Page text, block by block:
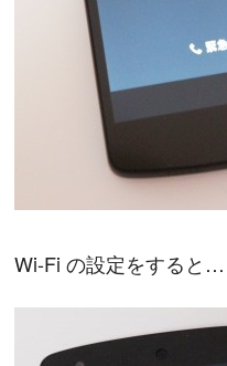
Wi-Fi の設定をすると…